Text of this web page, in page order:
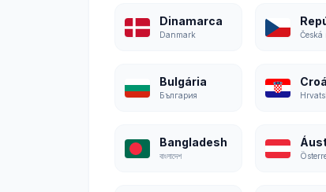
Dinamarca
Danmark Česká
Bulgária
България
Bangladesh
বাংলাদেশ